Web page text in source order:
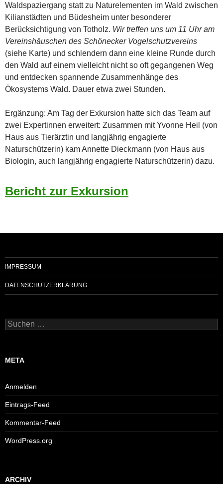
Waldspaziergang statt zu Naturelementen im Wald zwischen
Kilianstädten und Büdesheim unter besonderer
Berücksichtigung von Totholz. Wir treffen uns um 11 Uhr am
Vereinshäuschen des Schönecker Vogelschutzvereins
(siehe Karte) und schlendern dann eine kleine Runde durch
den Wald auf einem vielleicht nicht so oft gegangenen Weg
und entdecken spannende Zusammenhänge des
Ökosystems Wald. Dauer etwa zwei Stunden.
Ergänzung: Am Tag der Exkursion hatte sich das Team auf
zwei Expertinnen erweitert: Zusammen mit Yvonne Heil (von
Haus aus Tierärztin und langjährig engagierte
Naturschützerin) kam Annette Dieckmann (von Haus aus
Biologin, auch langjährig engagierte Naturschützerin) dazu.
Bericht zur Exkursion
IMPRESSUM
DATENSCHUTZERKLÄRUNG
Suchen
nach:
META
Anmelden
Eintrags-Feed
Kommentar-Feed
WordPress.org
ARCHIV